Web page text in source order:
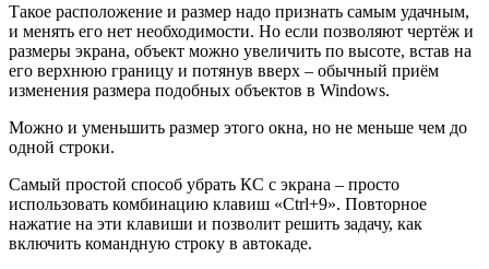
Такое расположение и размер надо признать самым удачным,
и менять его нет необходимости. Но если позволяют чертёж и
размеры экрана, объект можно увеличить по высоте, встав на
его верхнюю границу и потянув вверх – обычный приём
изменения размера подобных объектов в Windows.
Можно и уменьшить размер этого окна, но не меньше чем до
одной строки.
Самый простой способ убрать КС с экрана – просто
использовать комбинацию клавиш «Ctrl+9». Повторное
нажатие на эти клавиши и позволит решить задачу, как
включить командную строку в автокаде.